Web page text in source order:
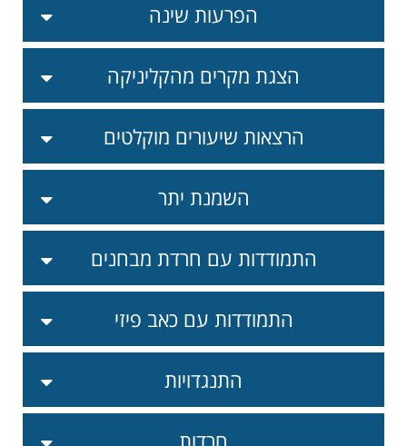
הפרעות שינה
הצגת מקרים מהקליניקה
הרצאות שיעורים מוקלטים
השמנת יתר
התמודדות עם חרדת מבחנים
התמודדות עם כאב פיזי
התנגדויות